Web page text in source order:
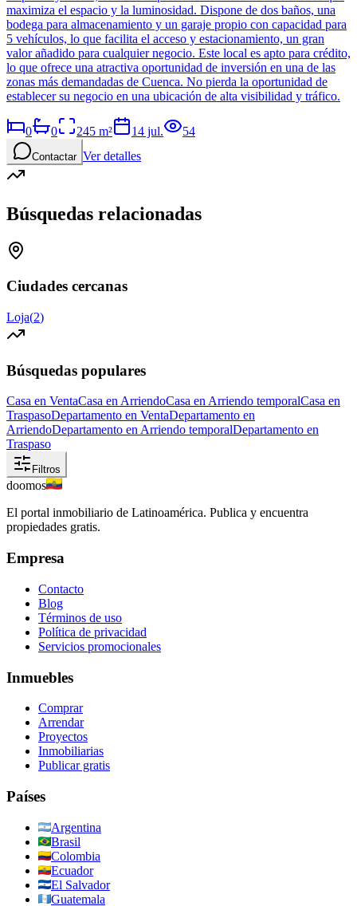
maximiza el espacio y la luminosidad. Dispone de dos baños, una
bodega para almacenamiento y un garaje propio con capacidad para
5 vehículos, lo que facilita el acceso y estacionamiento, un gran
valor añadido para cualquier negocio. Este local es apto para crédito,
lo que ofrece una atractiva oportunidad de inversión en una de las
zonas más demandadas de Cuenca. No pierda la oportunidad de
establecer su negocio en una ubicación de alta visibilidad y tráfico.
0 0 245 m² 14 jul. 54
Contactar Ver detalles
Búsquedas relacionadas
Ciudades cercanas
Loja(2)
Búsquedas populares
Casa en VentaCasa en ArriendoCasa en Arriendo temporalCasa en
TraspasoDepartamento en VentaDepartamento en
ArriendoDepartamento en Arriendo temporalDepartamento en
Traspaso
Filtros
doomos
El portal inmobiliario de Latinoamérica. Publica y encuentra
propiedades gratis.
Empresa
Contacto
Blog
Términos de uso
Política de privacidad
Servicios promocionales
Inmuebles
Comprar
Arrendar
Proyectos
Inmobiliarias
Publicar gratis
Países
Argentina
Brasil
Colombia
Ecuador
El Salvador
Guatemala